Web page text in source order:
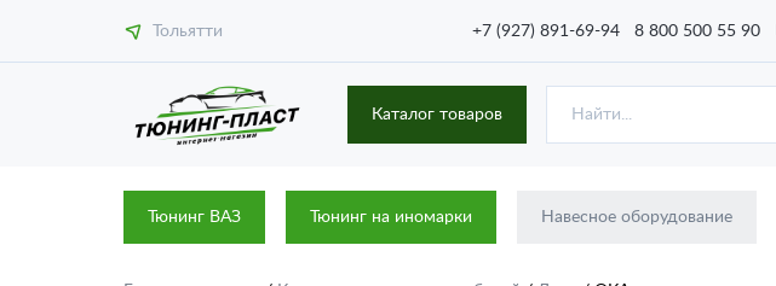
Тольятти +7 (927) 891-69-94 8 800 500 55 90
Каталог товаров
Тюнинг ВАЗ Тюнинг на иномарки Навесное оборудование